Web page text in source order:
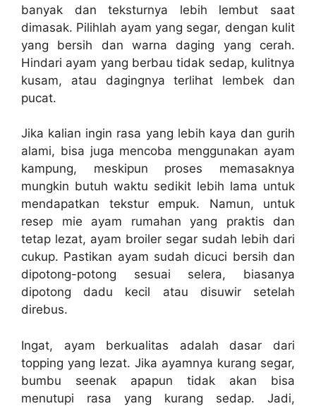
banyak dan teksturnya lebih lembut saat
dimasak. Pilihlah ayam yang segar, dengan kulit
yang bersih dan warna daging yang cerah.
Hindari ayam yang berbau tidak sedap, kulitnya
kusam, atau dagingnya terlihat lembek dan
pucat.
Jika kalian ingin rasa yang lebih kaya dan gurih
alami, bisa juga mencoba menggunakan ayam
kampung, meskipun proses memasaknya
mungkin butuh waktu sedikit lebih lama untuk
mendapatkan tekstur empuk. Namun, untuk
resep mie ayam rumahan yang praktis dan
tetap lezat, ayam broiler segar sudah lebih dari
cukup. Pastikan ayam sudah dicuci bersih dan
dipotong-potong sesuai selera, biasanya
dipotong dadu kecil atau disuwir setelah
direbus.
Ingat, ayam berkualitas adalah dasar dari
topping yang lezat. Jika ayamnya kurang segar,
bumbu seenak apapun tidak akan bisa
menutupi rasa yang kurang sedap. Jadi,